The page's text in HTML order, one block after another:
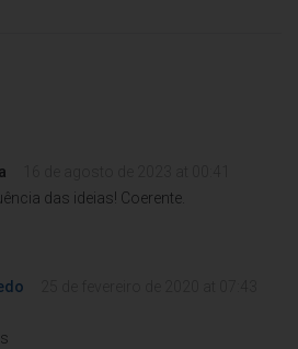
das ideias! Coerente.